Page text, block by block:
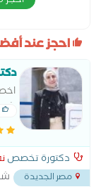
احجز عند
دكتورة تخصص
مصر الجديدة